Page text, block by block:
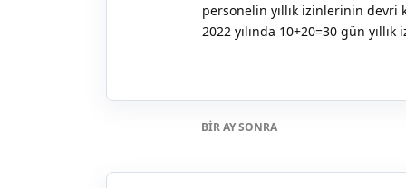
personelin yıllık izinlerinin devri
2022 yılında 10+20=30 gün
BIR AYSONRA